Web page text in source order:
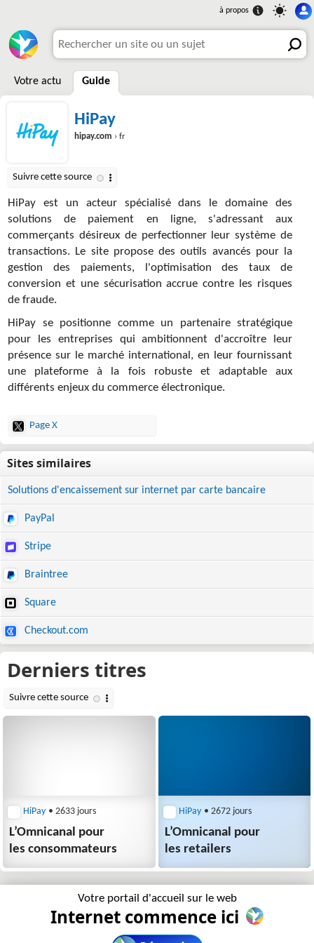
Votre actu Guide
HiPay
hipay.com › fr
HiPay est un acteur spécialisé dans le domaine des
solutions de paiement en ligne, s'adressant aux
commerçants désireux de perfectionner leur système de
transactions. Le site propose des outils avancés pour la
gestion des paiements, l'optimisation des taux de
conversion et une sécurisation accrue contre les risques
de fraude.
HiPay se positionne comme un partenaire stratégique
pour les entreprises qui ambitionnent d'accroître leur
présence sur le marché international, en leur fournissant
une plateforme à la fois robuste et adaptable aux
différents enjeux du commerce électronique.
Page X
Solutions d'encaissement sur internet par carte bancaire
PayPal
Stripe
Braintree
Square
Checkout.com
HiPay • 2633 jours
L’Omnicanal pour
les consommateurs
HiPay • 2672 jours
L’Omnicanal pour
les retailers
Votre portail d'accueil sur le web
Internet commence ici